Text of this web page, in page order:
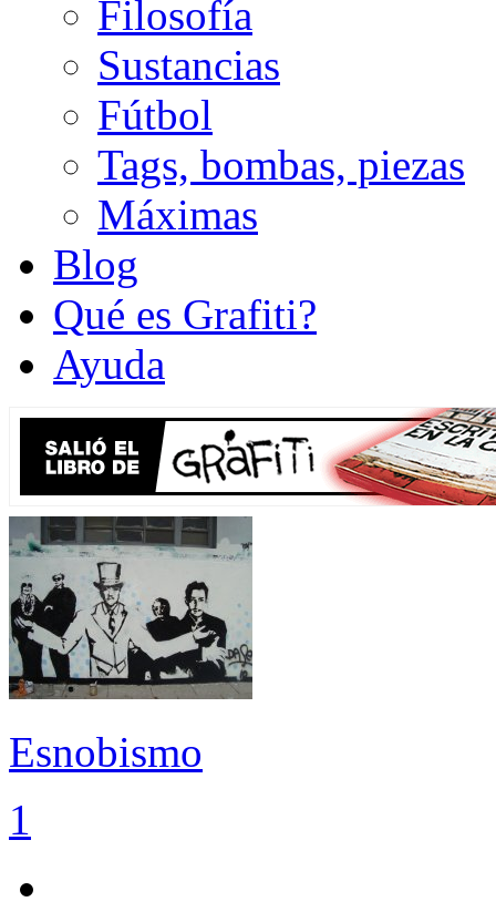
Filosofía
Sustancias
Fútbol
Tags, bombas, piezas
Máximas
Blog
Qué es Grafiti?
Ayuda
Esnobismo
1